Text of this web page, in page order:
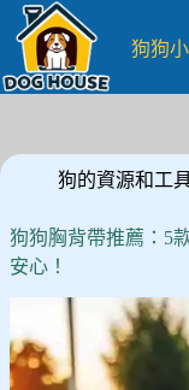
至
主
容
狗狗
狗的資源和工
狗狗胸背帶推薦：5
安心！